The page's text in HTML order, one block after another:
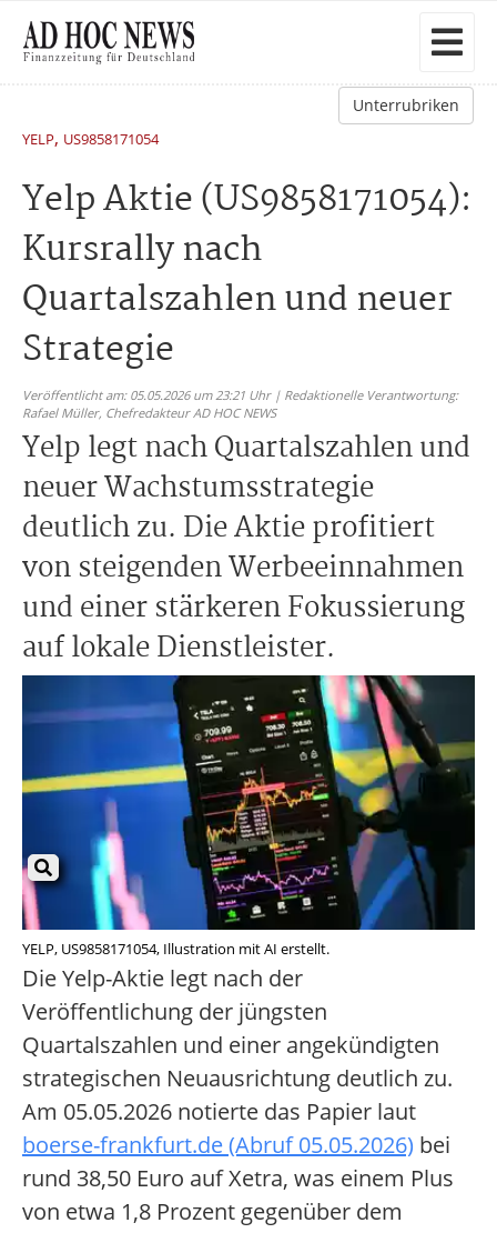
Unterrubriken
YELP, US9858171054
Yelp Aktie (US9858171054):
Kursrally nach
Quartalszahlen und neuer
Strategie
Veröffentlicht am: 05.05.2026 um 23:21 Uhr | Redaktionelle Verantwortung:
Rafael Müller, Chefredakteur AD HOC NEWS
Yelp legt nach Quartalszahlen und
neuer Wachstumsstrategie
deutlich zu. Die Aktie profitiert
von steigenden Werbeeinnahmen
und einer stärkeren Fokussierung
auf lokale Dienstleister.
YELP, US9858171054, Illustration mit AI erstellt.
Die Yelp-Aktie legt nach der
Veröffentlichung der jüngsten
Quartalszahlen und einer angekündigten
strategischen Neuausrichtung deutlich zu.
Am 05.05.2026 notierte das Papier laut
boerse-frankfurt.de (Abruf 05.05.2026) bei
rund 38,50 Euro auf Xetra, was einem Plus
von etwa 1,8 Prozent gegenüber dem